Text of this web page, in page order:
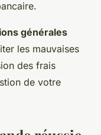
générales
les mauvaises
des frais
de votre